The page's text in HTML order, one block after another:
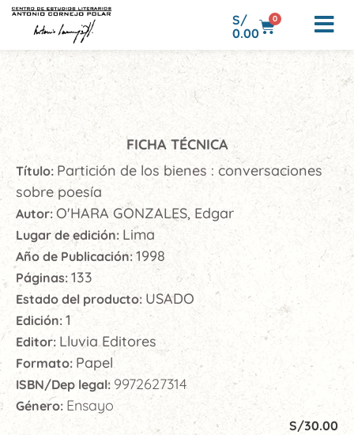
S/
0.00
0
FICHA TÉCNICA
Título: Partición de los bienes : conversaciones
sobre poesía
Autor: O'HARA GONZALES, Edgar
Lugar de edición: Lima
Año de Publicación:1998
Páginas: 133
Estado del producto: USADO
Edición: 1
Editor: Lluvia Editores
Formato: Papel
ISBN/Dep legal: 9972627314
Género: Ensayo
S/30.00